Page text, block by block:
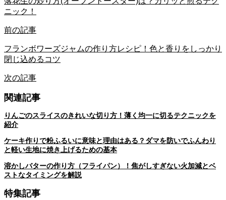
ニック！
前の記事
フランボワーズジャムの作り方レシピ！色と香りをしっかり
閉じ込めるコツ
次の記事
関連記事
りんごのスライスのきれいな切り方！薄く均一に切るテクニックを
紹介
ケーキ作りで粉ふるいに意味と理由はある？ダマを防いでふんわり
と軽い生地に焼き上げるための基本
溶かしバターの作り方（フライパン）！焦がしすぎない火加減とベ
ストなタイミングを解説
特集記事